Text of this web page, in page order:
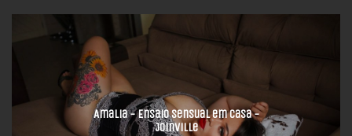
Amalia - Ensaio Sensual em Casa -
Joinville